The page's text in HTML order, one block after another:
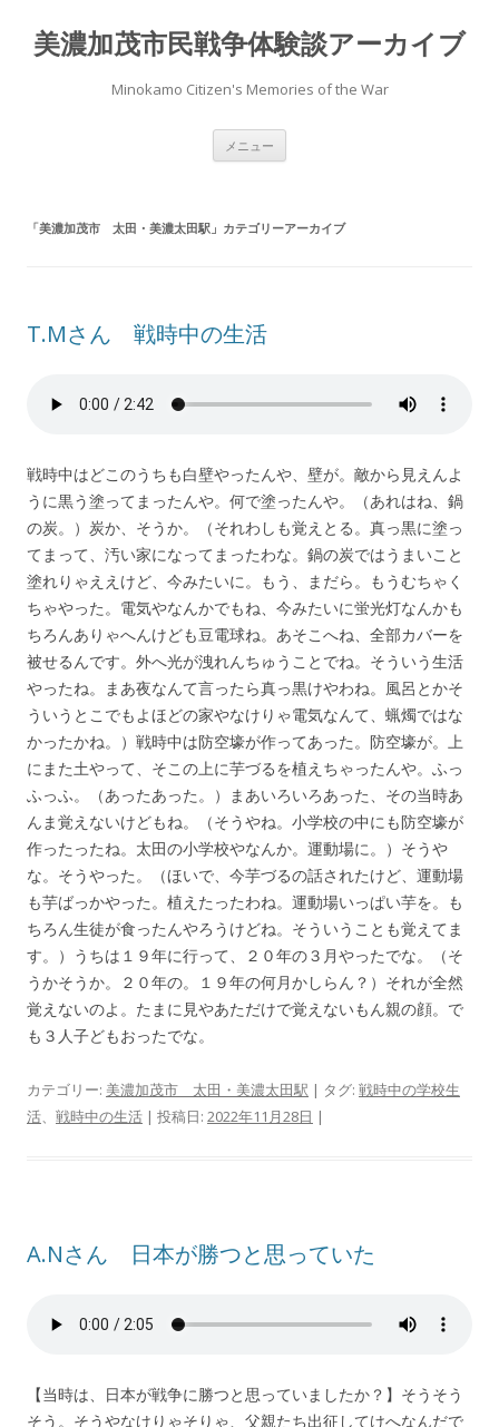
美濃加茂市民戦争体験談アーカイブ
Minokamo Citizen's Memories of the War
メニュー
ス
「美濃加茂市 太田・美濃太田駅 」カテゴリーアーカイブ
T.Mさん 戦時中の生活
戦時中はどこのうちも白壁やったんや、壁が。敵から見えんよ
うに黒う塗ってまったんや。何で塗ったんや。（あれはね、鍋
の炭。）炭か、そうか。（それわしも覚えとる。真っ黒に塗っ
てまって、汚い家になってまったわな。鍋の炭ではうまいこと
塗れりゃええけど、今みたいに。もう、まだら。もうむちゃく
ちゃやった。電気やなんかでもね、今みたいに蛍光灯なんかも
ちろんありゃへんけども豆電球ね。あそこへね、全部カバーを
被せるんです。外へ光が洩れんちゅうことでね。そういう生活
やったね。まあ夜なんて言ったら真っ黒けやわね。風呂とかそ
ういうとこでもよほどの家やなけりゃ電気なんて、蝋燭ではな
かったかね。）戦時中は防空壕が作ってあった。防空壕が。上
にまた土やって、そこの上に芋づるを植えちゃったんや。ふっ
ふっふ。（あったあった。）まあいろいろあった、その当時あ
んま覚えないけどもね。（そうやね。小学校の中にも防空壕が
作ったったね。太田の小学校やなんか。運動場に。）そうや
な。そうやった。（ほいで、今芋づるの話されたけど、運動場
も芋ばっかやった。植えたったわね。運動場いっぱい芋を。も
ちろん生徒が食ったんやろうけどね。そういうことも覚えてま
す。）うちは１９年に行って、２０年の３月やったでな。（そ
うかそうか。２０年の。１９年の何月かしらん？）それが全然
覚えないのよ。たまに見やあただけで覚えないもん親の顔。で
も３人子どもおったでな。
カテゴリー: 美濃加茂市 太田・美濃太田駅 | タグ: 戦時中の学校生
活、 戦時中の生活 | 投稿日: 2022年11月28日 |
A.Nさん 日本が勝つと思っていた
【当時は、日本が戦争に勝つと思っていましたか？】そうそう
そう。そうやなけりゃそりゃ、父親たち出征してけへなんだで